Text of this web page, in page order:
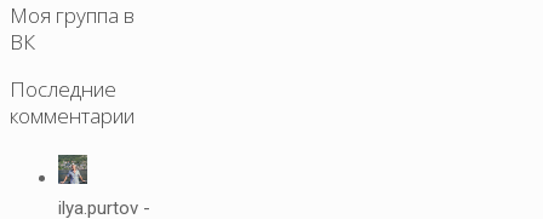
Моя группа в
ВК
Последние
комментарии
ilya.purtov -